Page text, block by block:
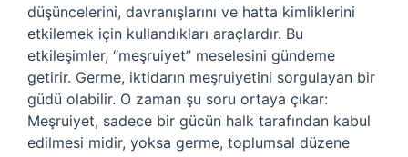
düşüncelerini, davranışlarını ve hatta kimliklerini
etkilemek için kullandıkları araçlardır. Bu
etkileşimler, “meşruiyet” meselesini gündeme
getirir. Germe, iktidarın meşruiyetini sorgulayan bir
güdü olabilir. O zaman şu soru ortaya çıkar:
Meşruiyet, sadece bir gücün halk tarafından kabul
edilmesi midir, yoksa germe, toplumsal düzene